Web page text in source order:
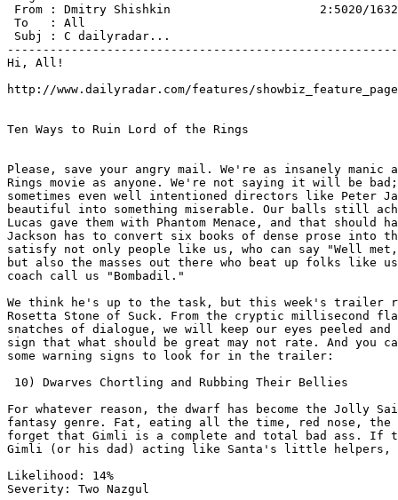
From : Dmitry Shishkin                     2:5020/1632
To   : All
Subj : С
Hi, All!
http://www.dailyradar.com/features/
Ten Ways to Ruin Lord of the Rings
Please, save your angry mail. We're as insanely manic
Rings movie as anyone. We're not saying it will be
sometimes even well intentioned directors like Peter
beautiful into something miserable. Our balls still
Lucas gave them with Phantom Menace, and that should
Jackson has to convert six books of dense prose into
satisfy not only people like us, who can say "Well
but also the masses out there who beat up folks like
coach call us "Bombadil."
We think he's up to the task, but this week's trailer
Rosetta Stone of Suck. From the cryptic millisecond
snatches of dialogue, we will keep our eyes peeled
sign that what should be great may not rate. And you
some warning signs to look for in the trailer:
10) Dwarves Chortling and Rubbing Their Bellies
For whatever reason, the dwarf has become the Jolly
fantasy genre. Fat, eating all the time, red nose,
forget that Gimli is a complete and total bad ass. If
Gimli (or his dad) acting like Santa's little helpers,
Likelihood: 14%
Severity: Two Nazgul